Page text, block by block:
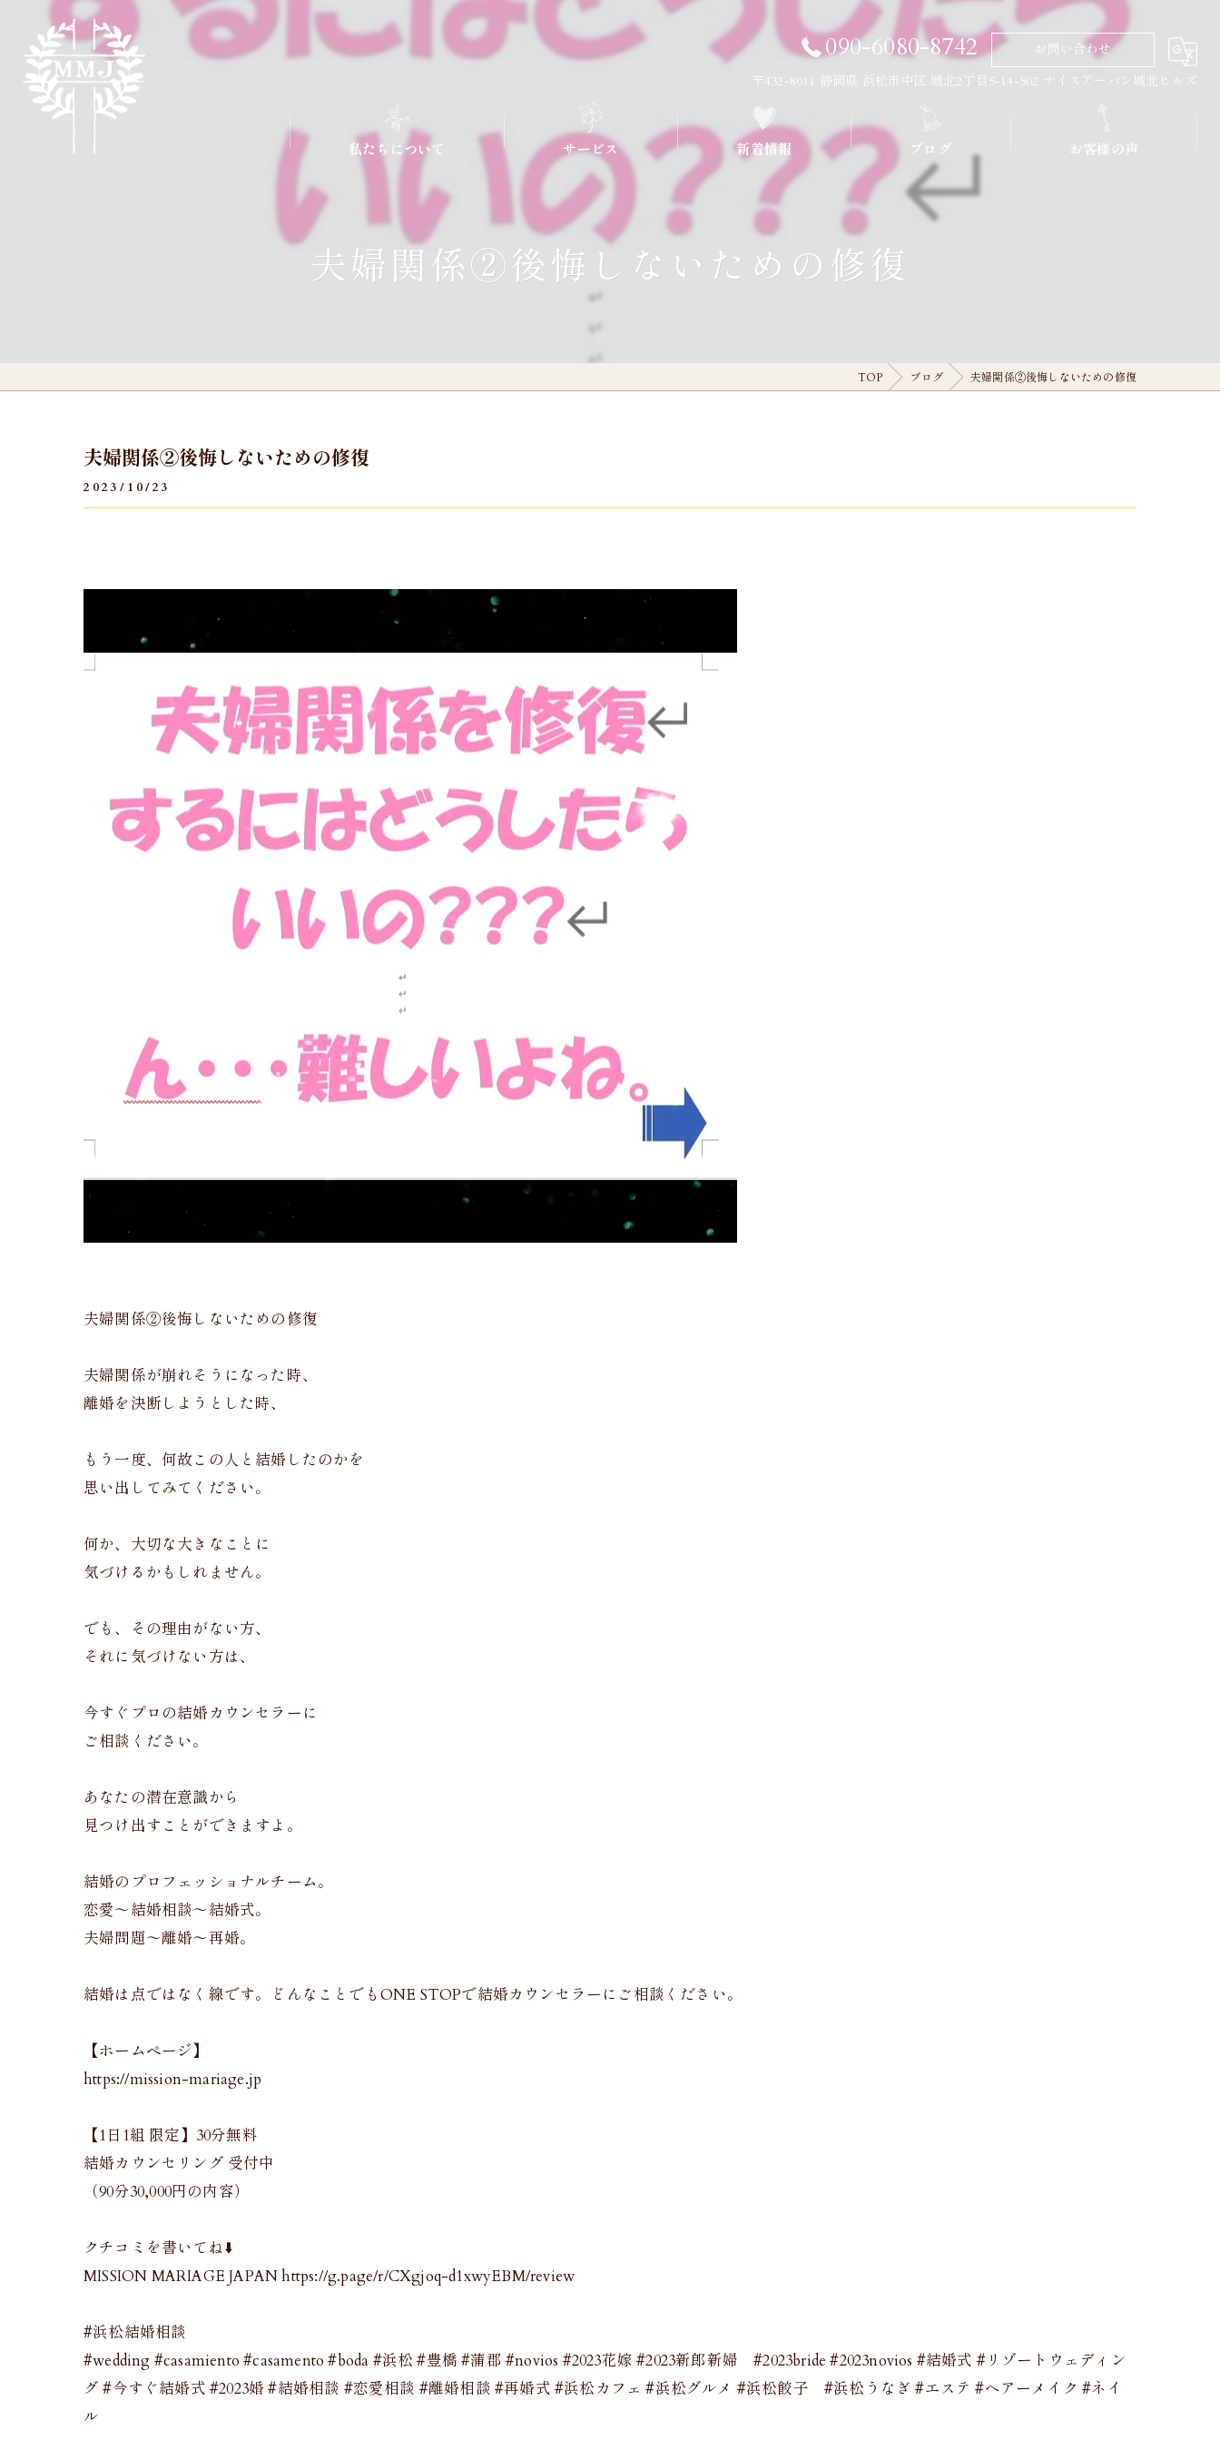
090-6080-8742
お問い合わせ
〒432-8011 静岡県 浜松市中区 城北2丁目5-14-502 ナイスアーバン城北ヒルズ
私たちについて サービス
流れについて
プラン
新着情報 ブログ お客様の声
夫婦関係②後悔しないための修復
TOP ブログ 夫婦関係②後悔しないための修復
夫婦関係②後悔しないための修復
2023/10/23
夫婦関係②後悔しないための修復
夫婦関係が崩れそうになった時、
離婚を決断しようとした時、
もう一度、何故この人と結婚したのかを
思い出してみてください。
何か、大切な大きなことに
気づけるかもしれません。
でも、その理由がない方、
それに気づけない方は、
今すぐプロの結婚カウンセラーに
ご相談ください。
あなたの潜在意識から
見つけ出すことができますよ。
結婚のプロフェッショナルチーム。
恋愛〜結婚相談〜結婚式。
夫婦問題〜離婚〜再婚。
結婚は点ではなく線です。どんなことでもONE STOPで結婚カウンセラーにご相談ください。
【ホームページ】
https://mission-mariage.jp
【1日1組 限定】30分無料
結婚カウンセリング 受付中
（90分30,000円の内容）
クチコミを書いてね⬇️
MISSION MARIAGE JAPAN https://g.page/r/CXgjoq-d1xwyEBM/review
#浜松結婚相談
#wedding #casamiento #casamento #boda #浜松 #豊橋 #蒲郡 #novios #2023花嫁 #2023新郎新婦 #2023bride #2023novios #結婚式 #リゾートウェディン
グ #今すぐ結婚式 #2023婚 #結婚相談 #恋愛相談 #離婚相談 #再婚式 #浜松カフェ #浜松グルメ #浜松餃子 #浜松うなぎ #エステ #ヘアーメイク #ネイ
ル